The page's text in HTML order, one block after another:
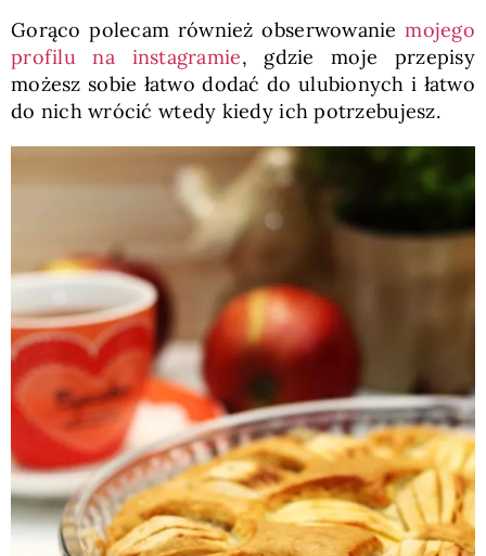
Gorąco polecam również obserwowaniemojego
profilu na instagramie, gdzie moje przepisy
możesz sobie łatwo dodać do ulubionych i łatwo
do nich wrócić wtedy kiedy ich potrzebujesz.